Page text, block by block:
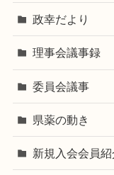
政幸だより
理事会議事録
委員会議事
県薬の動き
新規入会会員紹